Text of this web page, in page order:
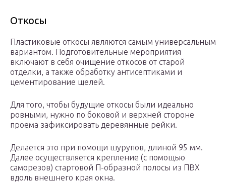
Откосы
Пластиковые откосы являются самым универсальным
вариантом. Подготовительные мероприятия
включают в себя очищение откосов от старой
отделки, а также обработку антисептиками и
цементирование щелей.
Для того, чтобы будущие откосы были идеально
ровными, нужно по боковой и верхней стороне
проема зафиксировать деревянные рейки.
Делается это при помощи шурупов, длиной 95 мм.
Далее осуществляется крепление (с помощью
саморезов) стартовой П-образной полосы из ПВХ
вдоль внешнего края окна.